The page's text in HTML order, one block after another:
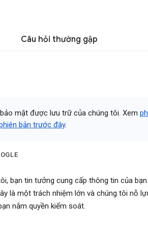
Câu hỏi thường gặp
mật được lưu trữ của chúng tôi. Xem
bản trước đây.
bạn tin tưởng cung cấp thông tin của
là một trách nhiệm lớn và chúng tôi nỗ
nắm quyền kiểm soát.